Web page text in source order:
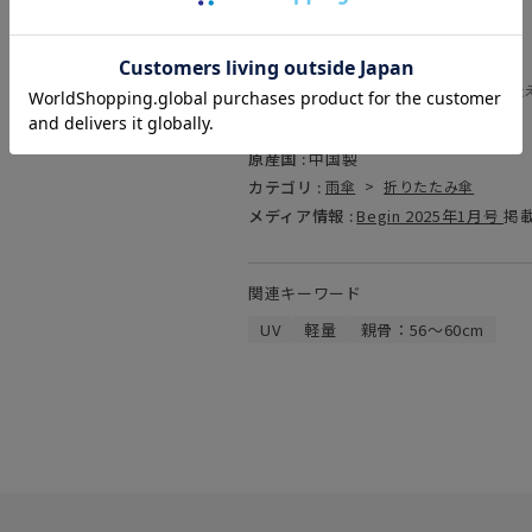
商品コード :21-431-10965-02
(お問い合わせの際には、上記品番をお伝
原産国 :中国製
カテゴリ : 雨傘 > 折りたたみ傘
メディア情報 : Begin 2025年1月号 掲
関連キーワード
UV
軽量 親骨：56～60cm